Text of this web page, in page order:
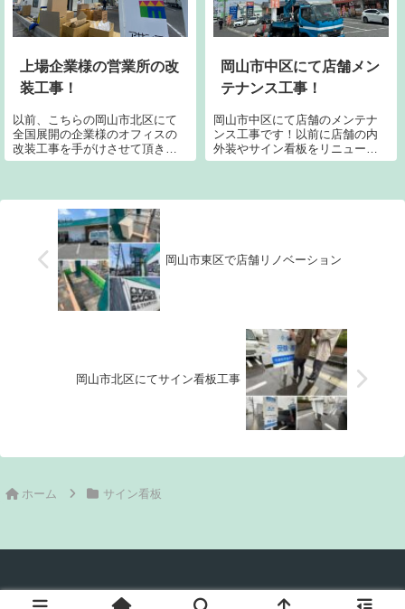
上場企業様の営業所の改
装工事！
以前、こちらの岡山市北区にて
全国展開の企業様のオフィスの
改装工事を手がけさせて頂きま
した！外部は外壁塗装したり、
の度は窓のサインシートをリニ
ューアルです。アサンテ様の英
表記をリズミカルな文字と共に
仕上げていきます。
岡山市中区にて店舗メン
テナンス工事！
岡山市中区にて店舗のメンテナ
ンス工事です！以前に店舗の内
外装やサイン看板をリニューア
ルさせて頂き、この度看板の側
岡山市東区で店舗リノベーション
岡山市北区にてサイン看板工事
ホーム サイン看板
© 2020 岡山市のリフォーム工事業者ネストコーポレーション.